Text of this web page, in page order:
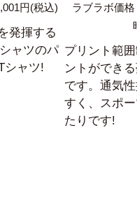
円(税込)
発揮する
ャツのパ
シャツ!
ラブラボ価
プリント範
ントができ
です。通気
すく、スポ
たりです!